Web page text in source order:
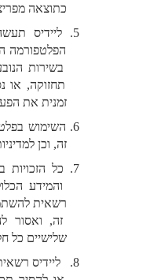
כתוצאה מפריצה או
זמנית את הפעלת
זה, וכן למדיניות
שלישיים כל חלק